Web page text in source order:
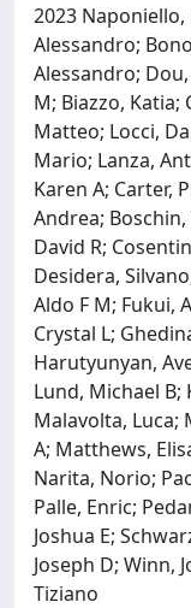
2023 Naponiello,
Alessandro;
Alessandro;
M; Biazzo, Katia;
Matteo; Locci,
Mario; Lanza,
Karen A; Carter,
Andrea;
David R;
Desidera,
Aldo F M; Fukui,
Crystal L;
Harutyunyan,
Lund, Michael B;
Malavolta, Luca;
A; Matthews,
Narita, Norio;
Palle, Enric;
Joshua E;
Joseph D; Winn,
Tiziano